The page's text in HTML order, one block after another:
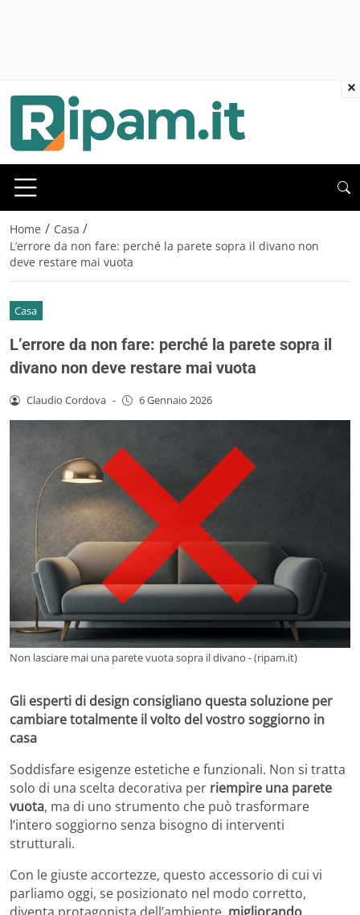
Home / Casa /
L’errore da non fare: perché la parete sopra il divano non
deve restare mai vuota
Casa
L’errore da non fare: perché la parete sopra il
divano non deve restare mai vuota
Claudio Cordova - 6 Gennaio 2026
Non lasciare mai una parete vuota sopra il divano - (ripam.it)
Gli esperti di design consigliano questa soluzione per
cambiare totalmente il volto del vostro soggiorno in
casa
Soddisfare esigenze estetiche e funzionali. Non si tratta
solo di una scelta decorativa per riempire una parete
vuota, ma di uno strumento che può trasformare
l’intero soggiorno senza bisogno di interventi
strutturali.
Con le giuste accortezze, questo accessorio di cui vi
parliamo oggi, se posizionato nel modo corretto,
diventa protagonista dell’ambiente, migliorando
×